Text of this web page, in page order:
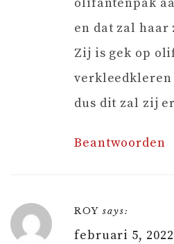
en dat zal haar
Zij is gek op
verkleedkleren
dus dit zal zij
Beantwoorden
ROY says:
februari 5,